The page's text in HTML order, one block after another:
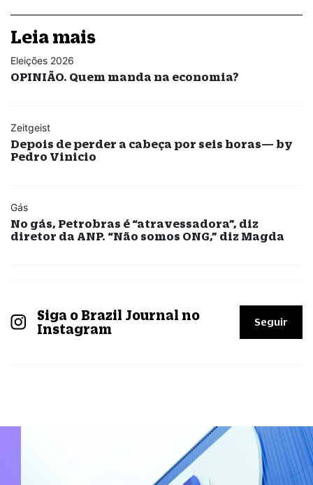
Leia mais
Eleições 2026
OPINIÃO. Quem manda na economia?
Zeitgeist
Depois de perder a cabeça por seis horas— by
Pedro Vinicio
Gás
No gás, Petrobras é “atravessadora”, diz
diretor da ANP. “Não somos ONG,” diz Magda
Siga o Brazil Journal no
Instagram
Seguir